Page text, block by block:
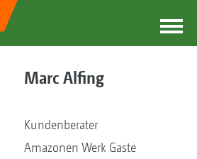
Marc Alfing
Kundenberater
Amazonen Werk Gaste